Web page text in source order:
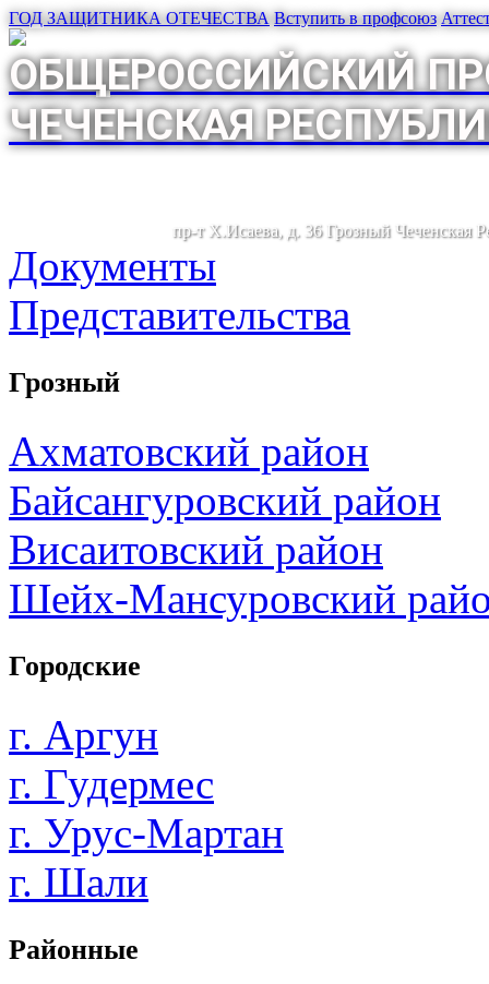
ГОД ЗАЩИТНИКА ОТЕЧЕСТВА Вступить в профсоюз
ОБЩЕРОССИЙСКИЙ
ЧЕЧЕНСКАЯ
пр-т Х.Исаева, д. 36 Грозный Чеченская
Документы
Представительства
Грозный
Ахматовский район
Байсангуровский район
Висаитовский район
Шейх-Мансуровский
Городские
г. Аргун
г. Гудермес
г. Урус-Мартан
г. Шали
Районные